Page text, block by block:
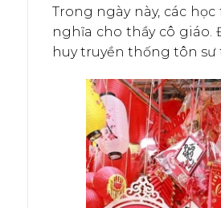
Trong ngày này, các
nghĩa cho thầy cô giáo.
huy truyền thống tôn sư